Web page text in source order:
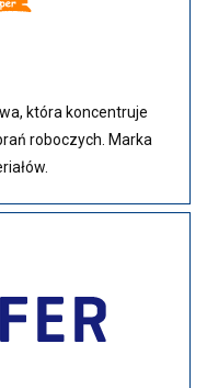
która koncentruje
roboczych. Marka